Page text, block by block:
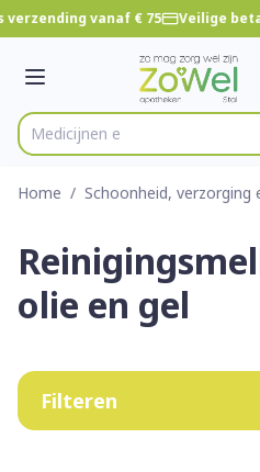
Ga naar de inhoud
1 van 1vanaf € 75 Veilige
Menu
Product, merk, categorie...
Home / Schoonheid, verzorging
olie en gel
Filteren